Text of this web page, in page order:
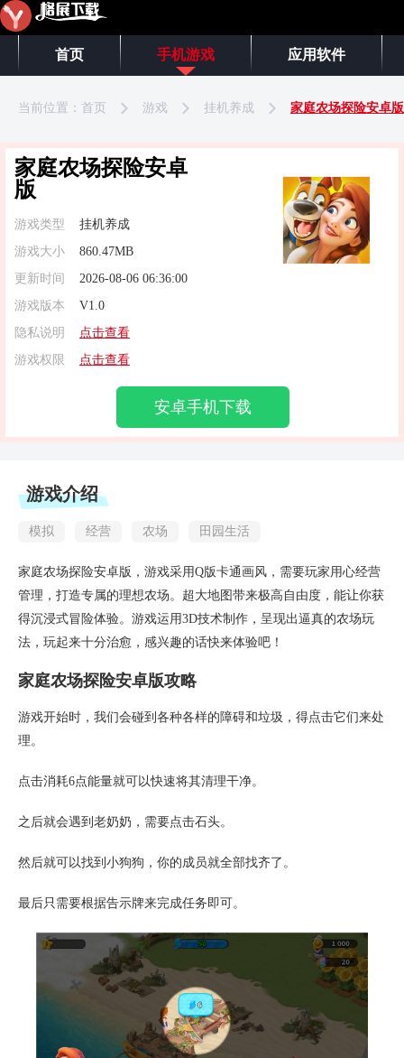
首页 手机游戏 应用软件
当前位置： 首页 游戏 挂机养成 家庭农场探险安卓版
家庭农场探险安卓
版
游戏类型
挂机养成
游戏大小
860.47MB
更新时间
2026-08-06 06:36:00
游戏版本
V1.0
隐私说明
点击查看
游戏权限
点击查看
安卓手机下载
游戏介绍
模拟 经营 农场 田园生活
家庭农场探险安卓版，游戏采用Q版卡通画风，需要玩家用心经营
管理，打造专属的理想农场。超大地图带来极高自由度，能让你获
得沉浸式冒险体验。游戏运用3D技术制作，呈现出逼真的农场玩
法，玩起来十分治愈，感兴趣的话快来体验吧！
家庭农场探险安卓版攻略
游戏开始时，我们会碰到各种各样的障碍和垃圾，得点击它们来处
理。
点击消耗6点能量就可以快速将其清理干净。
之后就会遇到老奶奶，需要点击石头。
然后就可以找到小狗狗，你的成员就全部找齐了。
最后只需要根据告示牌来完成任务即可。